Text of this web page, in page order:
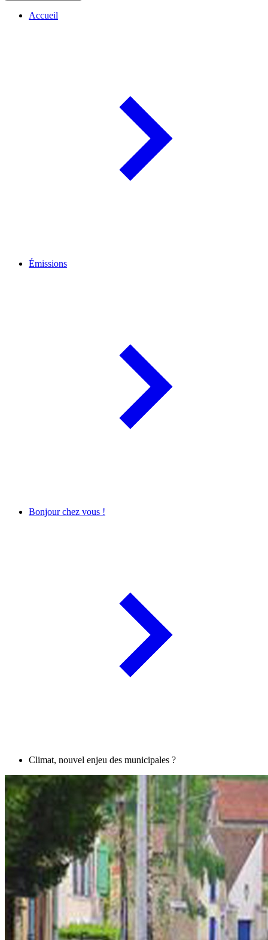
Accueil
Émissions
Bonjour chez vous !
Climat, nouvel enjeu des municipales ?